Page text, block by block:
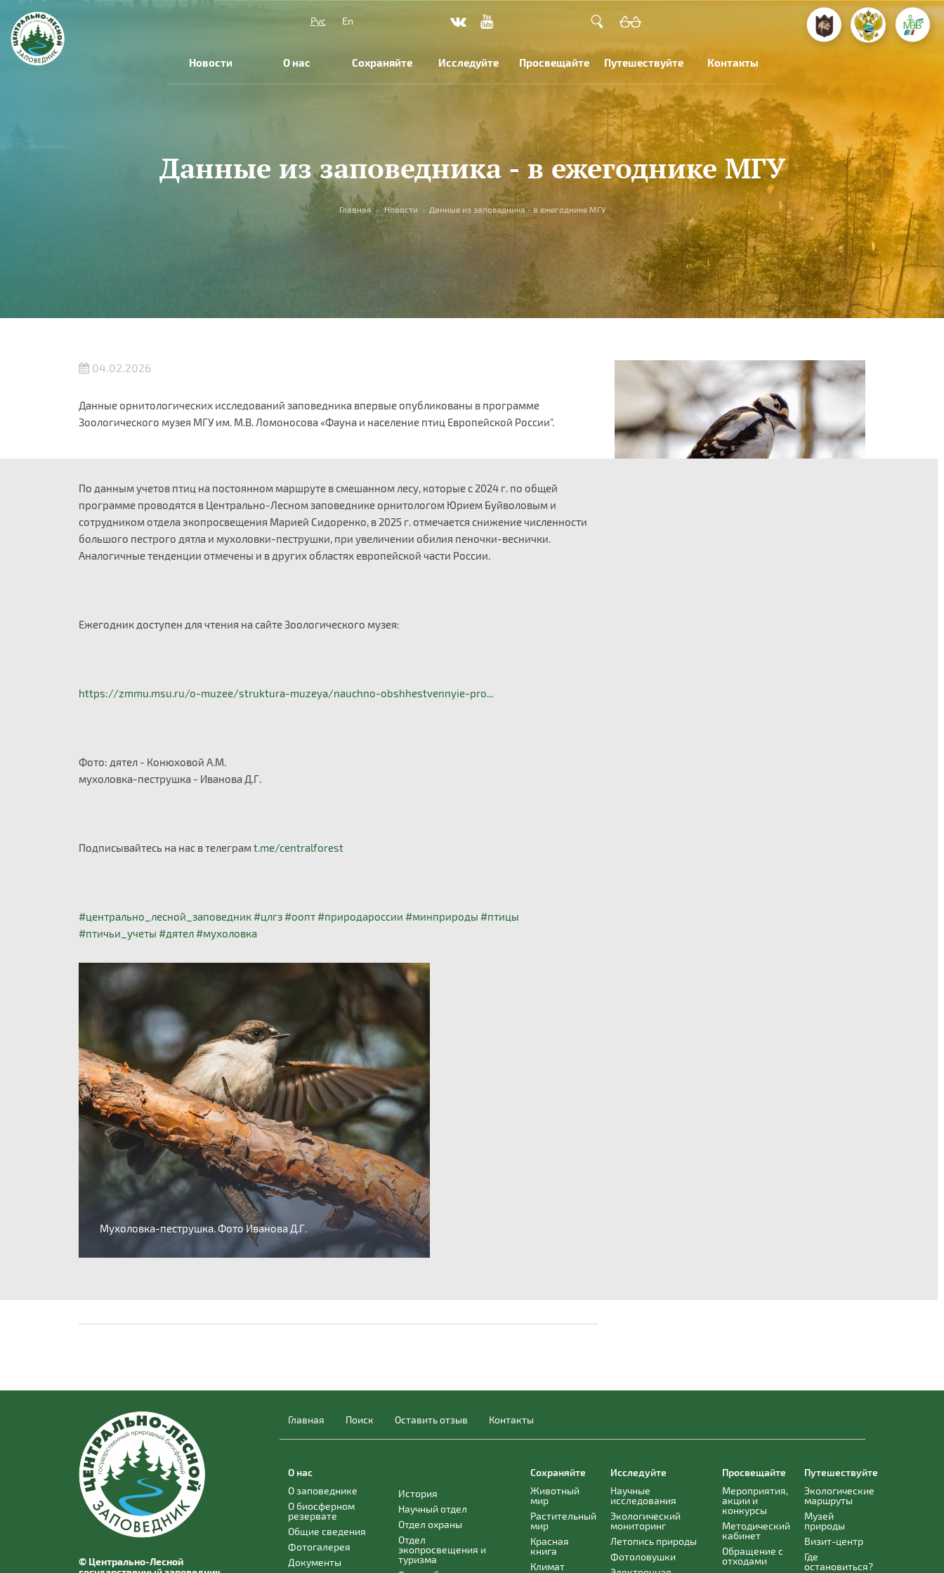
Рус
En
Новости О нас Сохраняйте Исследуйте Просвещайте Путешествуйте Контакты
Данные из заповедника - в ежегоднике МГУ
Главная » Новости » Данные из заповедника - в ежегоднике МГУ
04.02.2026
Данные орнитологических исследований заповедника впервые опубликованы в программе
Зоологического музея МГУ им. М.В. Ломоносова «Фауна и население птиц Европейской России".
По данным учетов птиц на постоянном маршруте в смешанном лесу, которые с 2024 г. по общей
программе проводятся в Центрально-Лесном заповеднике орнитологом Юрием Буйволовым и
сотрудником отдела экопросвещения Марией Сидоренко, в 2025 г. отмечается снижение численности
большого пестрого дятла и мухоловки-пеструшки, при увеличении обилия пеночки-веснички.
Аналогичные тенденции отмечены и в других областях европейской части России.
Ежегодник доступен для чтения на сайте Зоологического музея:
https://zmmu.msu.ru/o-muzee/struktura-muzeya/nauchno-obshhestvennyie-pro...
Фото: дятел - Конюховой А.М.
мухоловка-пеструшка - Иванова Д.Г.
Подписывайтесь на нас в телеграм t.me/centralforest
#центрально_лесной_заповедник#цлгз#оопт#природароссии #минприроды #птицы
#птичьи_учеты #дятел#мухоловка
Мухоловка-пеструшка. Фото Иванова Д.Г.
© Центрально-Лесной
Главная Поиск Оставить отзыв Контакты
О нас
О заповеднике
О биосферном
резервате
Общие сведения
Фотогалерея
Документы
История
Научный отдел
Отдел охраны
Отдел
экопросвещения и
туризма
Сохраняйте
Животный
мир
Растительный
мир
Красная
книга
Климат
Исследуйте
Научные
исследования
Экологический
мониторинг
Летопись природы
Фотоловушки
Просвещайте
Мероприятия,
акции и
конкурсы
Методический
кабинет
Обращение с
отходами
Путешествуйте
Экологические
маршруты
Музей
природы
Визит-центр
Где
остановиться?